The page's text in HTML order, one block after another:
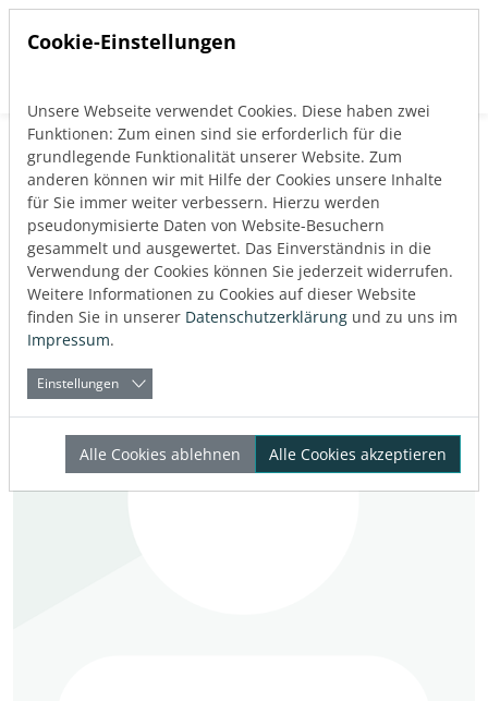
Direkt zur Hauptnavigation springen
Direkt zum Inhalt springen
Anmelden
Cookie-Einstellungen
Unsere Webseite verwendet Cookies. Diese haben zwei
Funktionen: Zum einen sind sie erforderlich für die
grundlegende Funktionalität unserer Website. Zum
anderen können wir mit Hilfe der Cookies unsere Inhalte
für Sie immer weiter verbessern. Hierzu werden
pseudonymisierte Daten von Website-Besuchern
gesammelt und ausgewertet. Das Einverständnis in die
Verwendung der Cookies können Sie jederzeit widerrufen.
Weitere Informationen zu Cookies auf dieser Website
finden Sie in unserer Datenschutzerklärung und zu uns im
Impressum.
Einstellungen
Alle Cookies ablehnen Alle Cookies akzeptieren